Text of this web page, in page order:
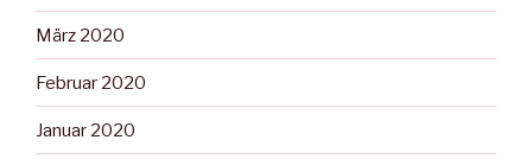
März 2020
Februar 2020
Januar 2020